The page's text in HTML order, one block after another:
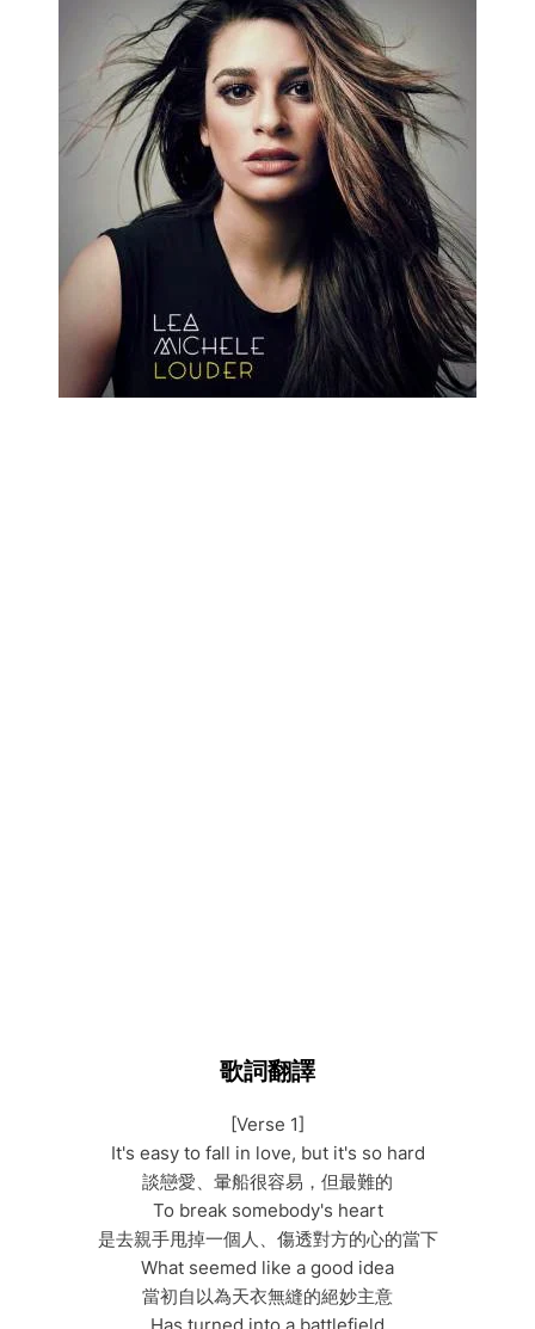
歌詞翻譯
[Verse 1]
It's easy to fall in love, but it's so hard
談戀愛、暈船很容易，但最難的
To break somebody's heart
是去親手甩掉一個人、傷透對方的心的當下
What seemed like a good idea
當初自以為天衣無縫的絕妙主意
Has turned into a battlefield